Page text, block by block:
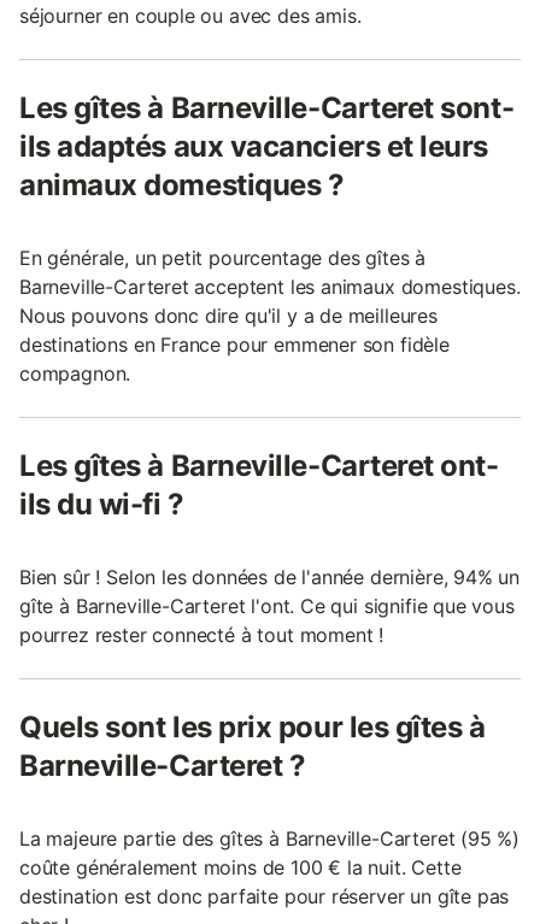
séjourner en couple ou avec des amis.
Les gîtes à Barneville-Carteret sont-
ils adaptés aux vacanciers et leurs
animaux domestiques ?
En générale, un petit pourcentage des gîtes à
Barneville-Carteret acceptent les animaux domestiques.
Nous pouvons donc dire qu'il y a de meilleures
destinations en France pour emmener son fidèle
compagnon.
Les gîtes à Barneville-Carteret ont-
ils du wi-fi ?
Bien sûr ! Selon les données de l'année dernière, 94% un
gîte à Barneville-Carteret l'ont. Ce qui signifie que vous
pourrez rester connecté à tout moment !
Quels sont les prix pour les gîtes à
Barneville-Carteret ?
La majeure partie des gîtes à Barneville-Carteret (95 %)
coûte généralement moins de 100 € la nuit. Cette
destination est donc parfaite pour réserver un gîte pas